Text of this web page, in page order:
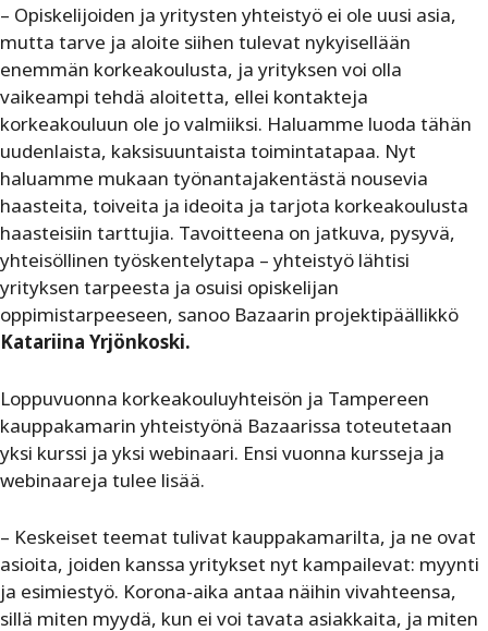
– Opiskelijoiden ja yritysten yhteistyö ei ole uusi asia,
mutta tarve ja aloite siihen tulevat nykyisellään
enemmän korkeakoulusta, ja yrityksen voi olla
vaikeampi tehdä aloitetta, ellei kontakteja
korkeakouluun ole jo valmiiksi. Haluamme luoda tähän
uudenlaista, kaksisuuntaista toimintatapaa. Nyt
haluamme mukaan työnantajakentästä nousevia
haasteita, toiveita ja ideoita ja tarjota korkeakoulusta
haasteisiin tarttujia. Tavoitteena on jatkuva, pysyvä,
yhteisöllinen työskentelytapa – yhteistyö lähtisi
yrityksen tarpeesta ja osuisi opiskelijan
oppimistarpeeseen, sanoo Bazaarin projektipäällikkö
Katariina Yrjönkoski.
Loppuvuonna korkeakouluyhteisön ja Tampereen
kauppakamarin yhteistyönä Bazaarissa toteutetaan
yksi kurssi ja yksi webinaari. Ensi vuonna kursseja ja
webinaareja tulee lisää.
– Keskeiset teemat tulivat kauppakamarilta, ja ne ovat
asioita, joiden kanssa yritykset nyt kampailevat: myynti
ja esimiestyö. Korona-aika antaa näihin vivahteensa,
sillä miten myydä, kun ei voi tavata asiakkaita, ja miten